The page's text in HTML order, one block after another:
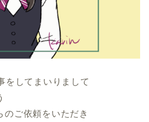
をしてまいりまして
のご依頼をいただき